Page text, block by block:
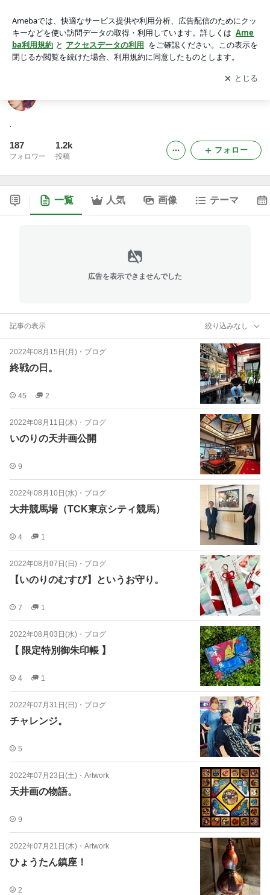
アプリをダウンロードして ブログの更新通知
を受け取りまし
ょう。
開く
.
187
フォロワー
1.2k
投稿
フォロー
一覧 人気 画像 テーマ
広告を表示できませんでした
記事の表示 絞り込みなし
2022年08月15日(月) ・ ブログ
終戦の日。
45 2
2022年08月11日(木) ・ ブログ
いのりの天井画公開
9
2022年08月10日(水) ・ ブログ
大井競馬場（TCK東京シティ競馬）
4 1
2022年08月07日(日) ・ ブログ
【いのりのむすび】というお守り。
7 1
2022年08月03日(水) ・ ブログ
【 限定特別御朱印帳 】
4 1
2022年07月31日(日) ・ ブログ
チャレンジ。
5
2022年07月23日(土) ・ Artwork
天井画の物語。
9
2022年07月21日(木) ・ Artwork
ひょうたん鎮座！
2